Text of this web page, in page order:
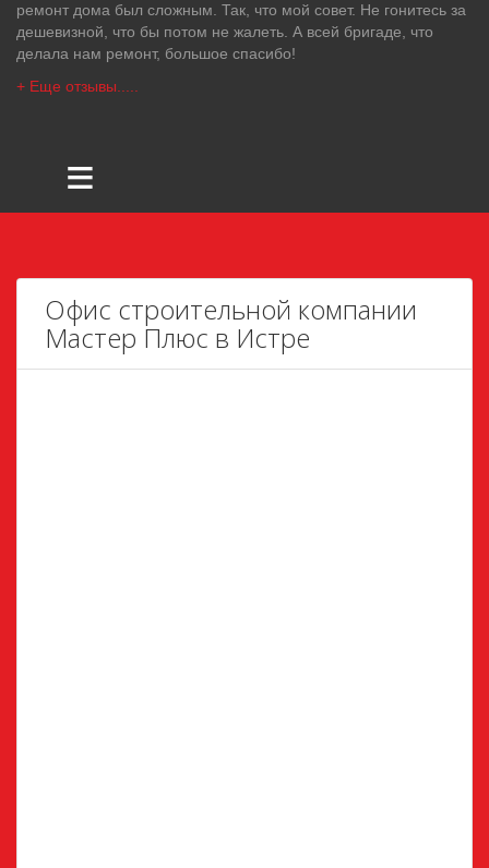
ремонт дома был сложным. Так, что мой совет. Не гонитесь за
дешевизной, что бы потом не жалеть. А всей бригаде, что
делала нам ремонт, большое спасибо!
+ Еще отзывы.....
≡
Офис строительной компании
Мастер Плюс в Истре